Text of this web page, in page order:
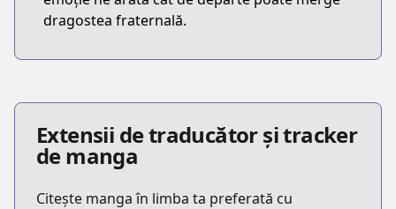
dragostea fraternală.
Extensii de traducător și tracker
de manga
Citește manga în limba ta preferată cu